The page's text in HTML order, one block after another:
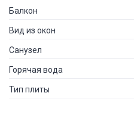
Балкон
Вид из окон
Санузел
Горячая вода
Тип плиты